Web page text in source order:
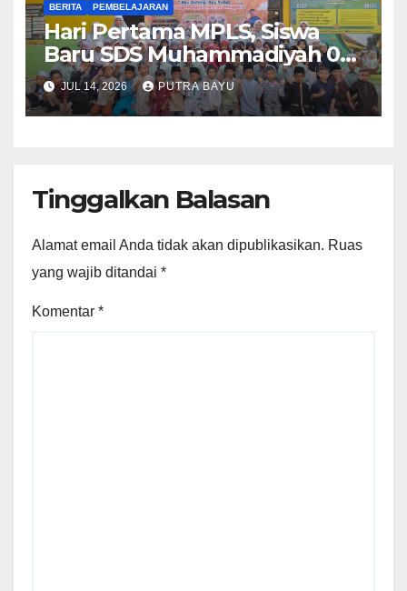
BERITA PEMBELAJARAN
Hari Pertama MPLS, Siswa
Baru SDS Muhammadiyah 03
Cileungsi Antusias Ikuti
Berbagai Kegiatan
Pengenalan Sekolah
JUL 14, 2026 PUTRA BAYU
Tinggalkan Balasan
Alamat email Anda tidak akan dipublikasikan. Ruas
yang wajib ditandai *
Komentar *